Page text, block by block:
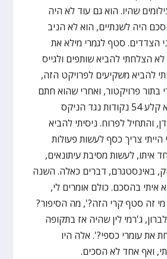
שהיו. הוא גם עוד לא היה
היה לשנתיים, הוא לא הניב
הצדדים. סטף לגמרי מילא את
הצלחתי להביא שותפים ולגייס
להביא משקיעים לפרויקט הזה,
בתור פרויקטור, ואחרי שהוא חתם
אצלי על החוזה הוא קלע 54 נקודות נגד הניקס
והתחיל לפרוח. ניסיתי להביא
הייתי צריך כסף לעשות פעולות
איתו, לעשות מסיבת עיתונאים,
באינסטגרם, דברים כאלה. השנה
2014 והוא איתי בהסכם. כולם אומרים לי,
זה סטף קרי הזה?', מה הסיפור?
ג'רמי לין שהיה אז בתקופה
את עומרי כספי?'. אלה היו
ואף אחד לא הסכים.